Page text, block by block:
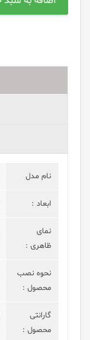
نام مدل
ابعاد :
نمای
ظاهری :
نحوه نصب
محصول :
گارانتی
محصول :